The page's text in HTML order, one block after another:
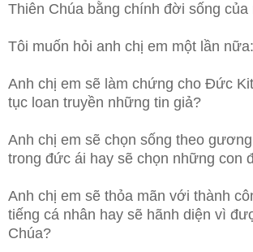
Thiên Chúa bằng chính đời sống của
Tôi muốn hỏi anh chị em một lần nữa:
Anh chị em sẽ làm chứng cho Đức
tục loan truyền những tin giả?
Anh chị em sẽ chọn sống theo
trong đức ái hay sẽ chọn những con
Anh chị em sẽ thỏa mãn với thành
tiếng cá nhân hay sẽ hãnh diện vì
Chúa?